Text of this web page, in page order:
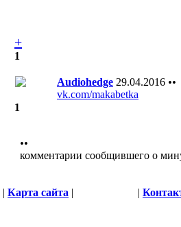
+
1
Audiohedge 29.04.2016 ••
vk.com/makabetka
1
••
комментарии сообщившего о
| Карта сайта | |